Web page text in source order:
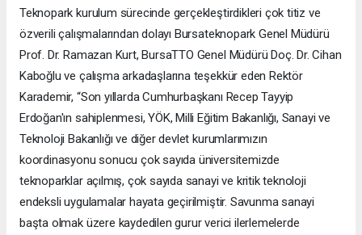
Teknopark kurulum sürecinde gerçekleştirdikleri çok titiz ve
özverili çalışmalarından dolayı Bursateknopark Genel Müdürü
Prof. Dr. Ramazan Kurt, BursaTTO Genel Müdürü Doç. Dr. Cihan
Kaboğlu ve çalışma arkadaşlarına teşekkür eden Rektör
Karademir, “Son yıllarda Cumhurbaşkanı Recep Tayyip
Erdoğan'ın sahiplenmesi, YÖK, Milli Eğitim Bakanlığı, Sanayi ve
Teknoloji Bakanlığı ve diğer devlet kurumlarımızın
koordinasyonu sonucu çok sayıda üniversitemizde
teknoparklar açılmış, çok sayıda sanayi ve kritik teknoloji
endeksli uygulamalar hayata geçirilmiştir. Savunma sanayi
başta olmak üzere kaydedilen gurur verici ilerlemelerde